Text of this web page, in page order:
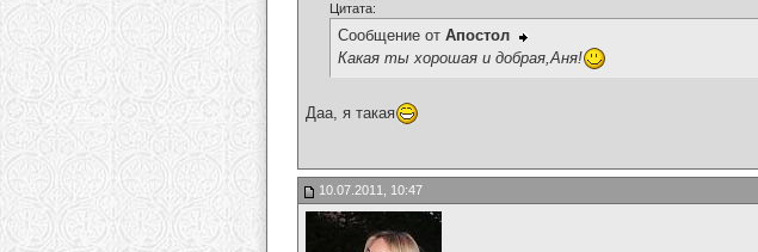
Цитата:
Сообщение от Апостол
Какая ты хорошая и добрая,Аня!
Даа, я такая
10.07.2011, 10:47